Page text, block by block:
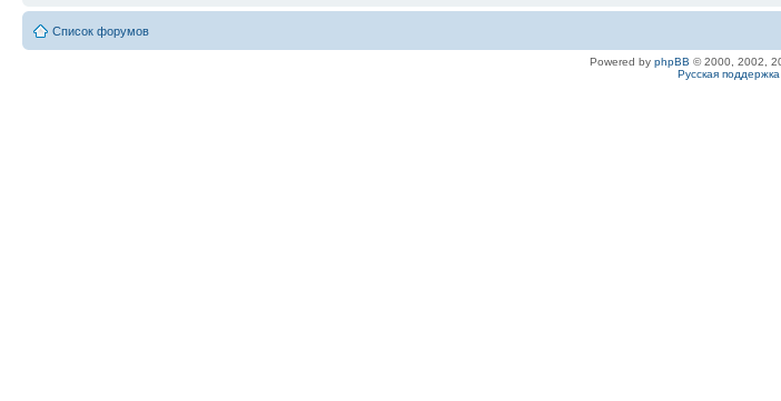
Список форумов
Powered by phpBB © 2000, 2002,
Русская